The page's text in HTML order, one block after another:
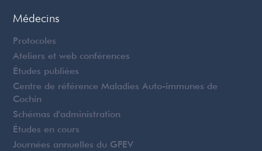
Médecins
Protocoles
Ateliers et web conférences
Études publiées
Centre de référence Maladies Auto-immunes de
Cochin
Schémas d'administration
Études en cours
Journées annuelles du GFEV